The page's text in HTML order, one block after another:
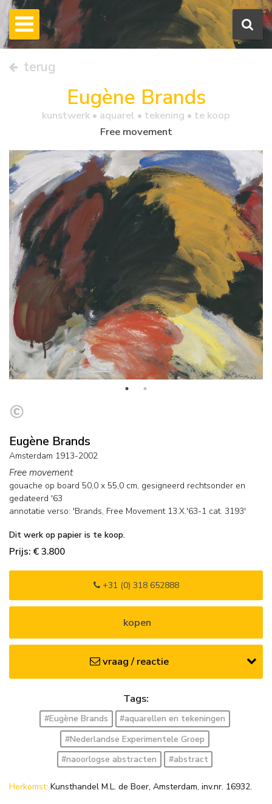
terug
Eugène Brands
kunstwerk • aquarel • tekening • te koop
Free movement
Eugène Brands
Amsterdam 1913-2002
Free movement
gouache op board 50,0 x 55,0 cm, gesigneerd rechtsonder en
gedateerd '63
annotatie verso: 'Brands, Free Movement 13.X.'63-1 cat. 3193'
Dit werk op papier is te koop.
Prijs: € 3.800
+31 (0) 318 652888
kopen
vraag / reactie
Tags:
#Eugène Brands
#aquarellen en tekeningen
#Nederlandse Experimentele Groep
#naoorlogse abstracten
#abstract
Herkomst: Kunsthandel M.L. de Boer, Amsterdam, inv.nr. 16932.